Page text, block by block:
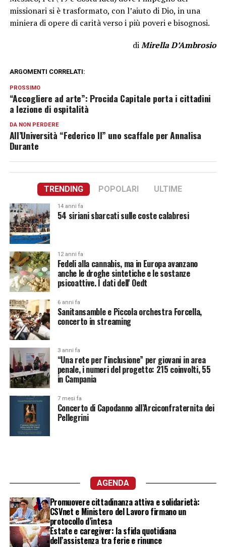
missionari si è trasformato, con l’aiuto di Dio, in una
miniera di opere di carità verso i più poveri e bisognosi.
diMirellaD’Ambrosio
ARGOMENTI CORRELATI:
PROSSIMO
“Accogliere ad arte”: Procida Capitale porta i cittadini
a lezione di ospitalità
DA NON PERDERE
All’Università “Federico II” uno scaffale per Annalisa
Durante
TRENDING POPOLARI ULTIME
14 anni fa
54 siriani sbarcati sulle coste calabresi
12 anni fa
Fedeli alla cannabis, ma in Europa avanzano
anche le droghe sintetiche e le sostanze
psicoattive. I dati dell' Oedt
6 anni fa
Sanitansamble e Piccola orchestra Forcella,
concerto in streaming
3 anni fa
“Una rete per l'inclusione” per giovani in area
penale, i numeri del progetto: 215 coinvolti, 55
in Campania
7 mesi fa
Concerto di Capodanno all’Arciconfraternita dei
Pellegrini
AGENDA
Promuovere cittadinanza attiva e solidarietà:
CSVnet e Ministero del Lavoro firmano un
protocollo d’intesa
Estate e caregiver: la sfida quotidiana
dell’assistenza tra ferie e rinunce